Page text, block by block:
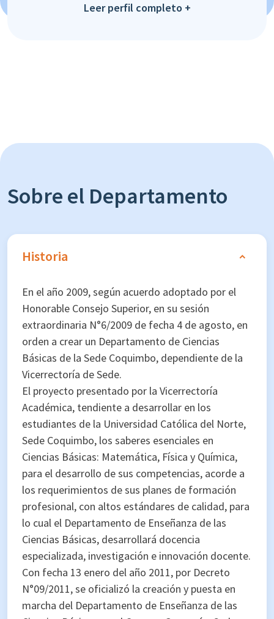
Leer perfil completo +
Sobre el Departamento
Historia
En el año 2009, según acuerdo adoptado por el
Honorable Consejo Superior, en su sesión
extraordinaria N°6/2009 de fecha 4 de agosto, en
orden a crear un Departamento de Ciencias
Básicas de la Sede Coquimbo, dependiente de la
Vicerrectoría de Sede.
El proyecto presentado por la Vicerrectoría
Académica, tendiente a desarrollar en los
estudiantes de la Universidad Católica del Norte,
Sede Coquimbo, los saberes esenciales en
Ciencias Básicas: Matemática, Física y Química,
para el desarrollo de sus competencias, acorde a
los requerimientos de sus planes de formación
profesional, con altos estándares de calidad, para
lo cual el Departamento de Enseñanza de las
Ciencias Básicas, desarrollará docencia
especializada, investigación e innovación docente.
Con fecha 13 enero del año 2011, por Decreto
N°09/2011, se oficializó la creación y puesta en
marcha del Departamento de Enseñanza de las